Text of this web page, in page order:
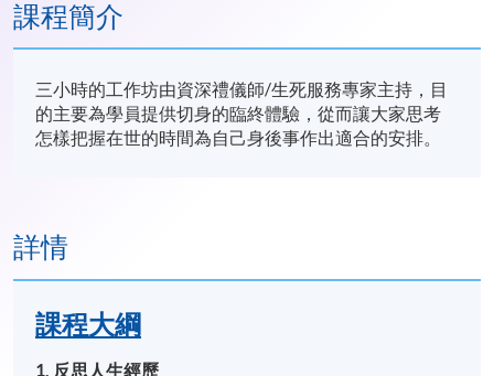
課程簡介
三小時的工作坊由資深禮儀師/生死服務專家主持，目
的主要為學員提供切身的臨終體驗，從而讓大家思考
怎樣把握在世的時間為自己身後事作出適合的安排。
詳情
課程大綱
1. 反思人生經歷